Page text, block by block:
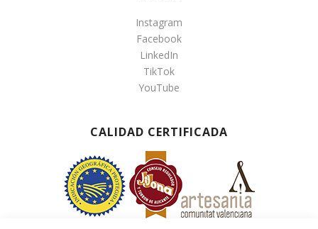
Instagram
Facebook
LinkedIn
TikTok
YouTube
CALIDAD CERTIFICADA